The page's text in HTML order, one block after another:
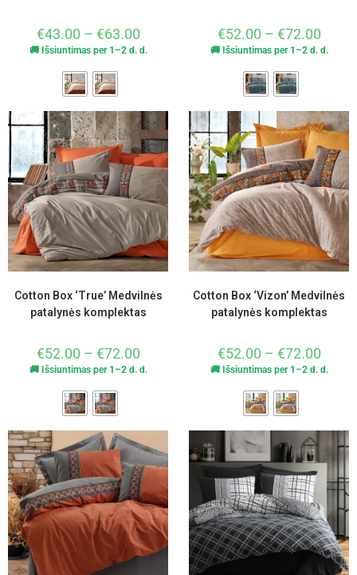
€43.00 – €63.00
🚚 Išsiuntimas per 1–2 d. d.
€52.00 – €72.00
🚚 Išsiuntimas per 1–2 d. d.
Cotton Box ‘True’ Medvilnės
patalynės komplektas
€52.00 – €72.00
🚚 Išsiuntimas per 1–2 d. d.
Cotton Box ‘Vizon’ Medvilnės
patalynės komplektas
€52.00 – €72.00
🚚 Išsiuntimas per 1–2 d. d.